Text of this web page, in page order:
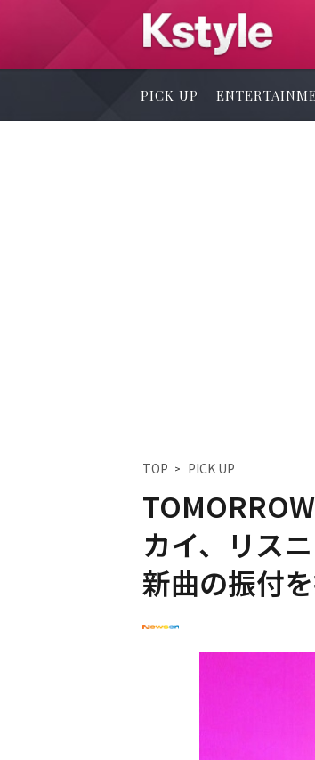
PICK UP
TOP PICK UP
カイ、リス
新曲の振付